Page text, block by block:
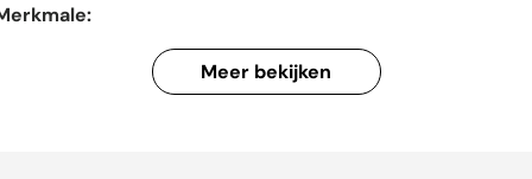
Geeignet für Rohre mit einem 3/4-Zoll-
Installationen oder spezifische Abschnitte, die weniger
Meer bekijken